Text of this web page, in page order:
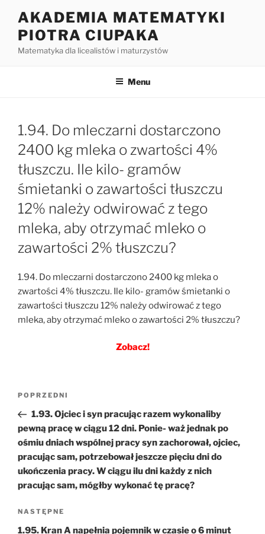
treści
AKADEMIA MATEMATYKI
PIOTRA CIUPAKA
Matematyka dla licealistów i maturzystów
Menu
1.94. Do mleczarni dostarczono
2400 kg mleka o zwartości 4%
tłuszczu. Ile kilo- gramów
śmietanki o zawartości tłuszczu
12% należy odwirować z tego
mleka, aby otrzymać mleko o
zawartości 2% tłuszczu?
1.94. Do mleczarni dostarczono 2400 kg mleka o
zwartości 4% tłuszczu. Ile kilo- gramów śmietanki o
zawartości tłuszczu 12% należy odwirować z tego
mleka, aby otrzymać mleko o zawartości 2% tłuszczu?
Zobacz!
Nawigacja
Poprzedni
wpis
POPRZEDNI
1.93. Ojciec i syn pracując razem wykonaliby
pewną pracę w ciągu 12 dni. Ponie- waż jednak po
ośmiu dniach wspólnej pracy syn zachorował, ojciec,
pracując sam, potrzebował jeszcze pięciu dni do
ukończenia pracy. W ciągu ilu dni każdy z nich
pracując sam, mógłby wykonać tę pracę?
Następny
wpis
NASTĘPNE
1.95. Kran A napełnia pojemnik w czasie o 6 minut